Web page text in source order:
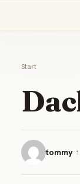
Start
tommy